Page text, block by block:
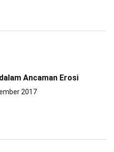
Ancaman Erosi
2017